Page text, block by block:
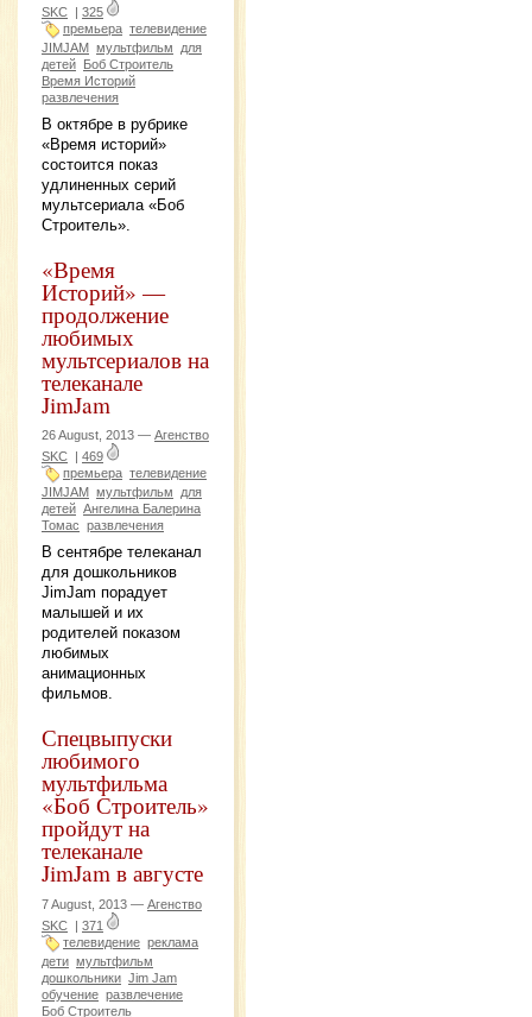
SKC | 325
премьера телевидение
JIMJAM мультфильм
для
детей Боб Строитель
Время Историй
развлечения
В октябре в рубрике
«Время историй»
состоится показ
удлиненных серий
мультсериала «Боб
Строитель».
«Время
Историй» —
продолжение
любимых
мультсериалов на
телеканале
JimJam
26 August, 2013 — Агенство
SKC
469
премьера телевидение
JIMJAM мультфильм для
детей Ангелина Балерина
Томас развлечения
В сентябре телеканал
для дошкольников
JimJam порадует
малышей и их
родителей показом
любимых
анимационных
фильмов.
Спецвыпуски
любимого
мультфильма
«Боб Строитель»
пройдут на
телеканале
JimJam в августе
7 August, 2013 — Агенство
SKC | 371
телевидение реклама
дети мультфильм
дошкольники Jim Jam
обучение развлечение
Боб Строитель